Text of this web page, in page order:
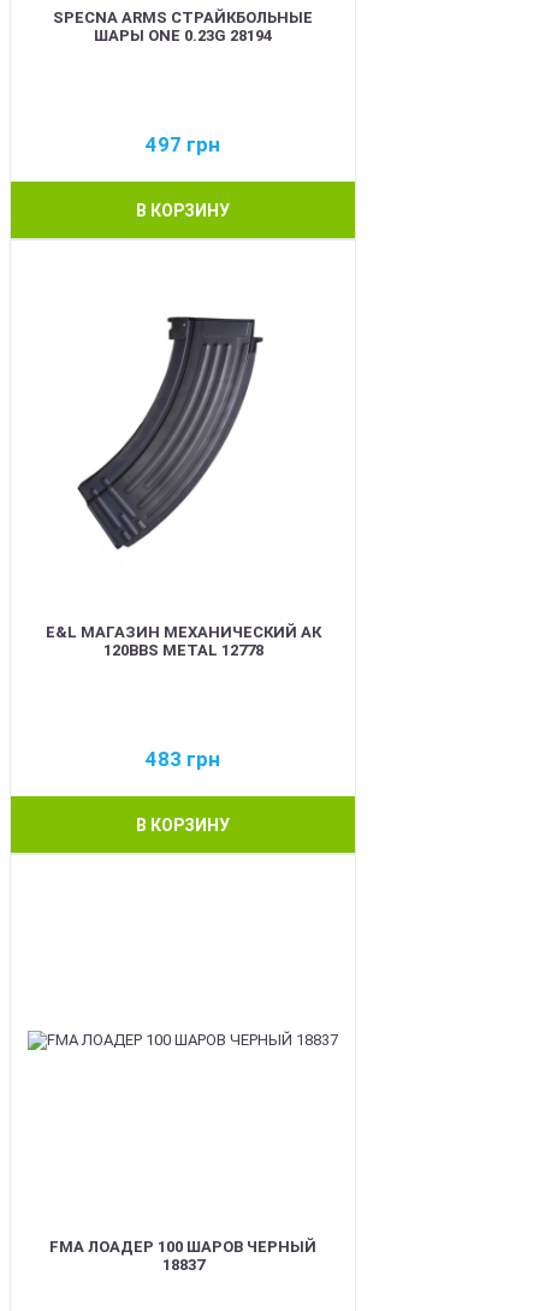
SPECNA ARMS СТРАЙКБОЛЬНЫЕ
ШАРЫ ONE 0.23G 28194
497 грн
В КОРЗИНУ
E&L МАГАЗИН МЕХАНИЧЕСКИЙ АК
120BBS METAL 12778
483 грн
В КОРЗИНУ
FMA ЛОАДЕР 100 ШАРОВ ЧЕРНЫЙ
18837